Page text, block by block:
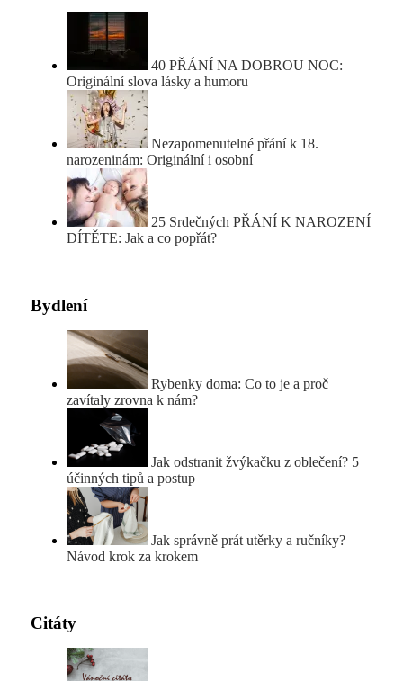
40 PŘÁNÍ NA DOBROU NOC:
Originální slova lásky a humoru
Nezapomenutelné přání k 18.
narozeninám: Originální i osobní
25 Srdečných PŘÁNÍ K NAROZENÍ
DÍTĚTE: Jak a co popřát?
Bydlení
Rybenky doma: Co to je a proč
zavítaly zrovna k nám?
Jak odstranit žvýkačku z oblečení? 5
účinných tipů a postup
Jak správně prát utěrky a ručníky?
Návod krok za krokem
Citáty